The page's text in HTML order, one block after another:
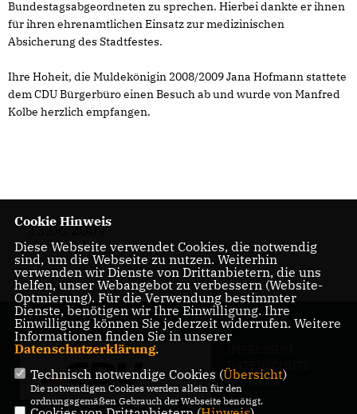
Bundestagsabgeordneten zu sprechen. Hierbei dankte er ihnen
für ihren ehrenamtlichen Einsatz zur medizinischen
Absicherung des Stadtfestes.
Ihre Hoheit, die Muldekönigin 2008/2009 Jana Hofmann stattete
dem CDU Bürgerbüro einen Besuch ab und wurde von Manfred
Kolbe herzlich empfangen.
13.06.2009
DATENSCHUTZ
KONTAKT
Cookie Hinweis
Diese Webseite verwendet Cookies, die notwendig
sind, um die Webseite zu nutzen. Weiterhin
verwenden wir Dienste von Drittanbietern, die uns
helfen, unser Webangebot zu verbessern (Website-
Optmierung). Für die Verwendung bestimmter
Dienste, benötigen wir Ihre Einwilligung. Ihre
Einwilligung können Sie jederzeit widerrufen. Weitere
Informationen finden Sie in unserer
Datenschutzerklärung.
Technisch notwendige Cookies (Übersicht)
Die notwendigen Cookies werden allein für den
ordnungsgemäßen Gebrauch der Webseite benötigt.